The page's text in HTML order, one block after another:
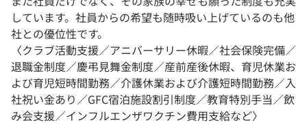
しています。社員からの希望も随時吸い上げているのも他
社との優位性です。
〈クラブ活動支援／アニバーサリー休暇／社会保険完備／
退職金制度／慶弔見舞金制度／産前産後休暇、育児休業お
よび育児短時間勤務／介護休業および介護短時間勤務／入
社祝い金あり／GFC宿泊施設割引制度／教育特別手当／飲
み会支援／インフルエンザワクチン費用支給など〉